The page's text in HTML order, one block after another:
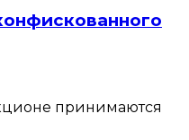
принимаются